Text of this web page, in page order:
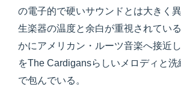
の電子的で硬いサウンドとは大きく
生楽器の温度と余白が重視されてい
かにアメリカン・ルーツ音楽へ接近
をThe Cardigansらしいメロディと洗
で包んでいる。